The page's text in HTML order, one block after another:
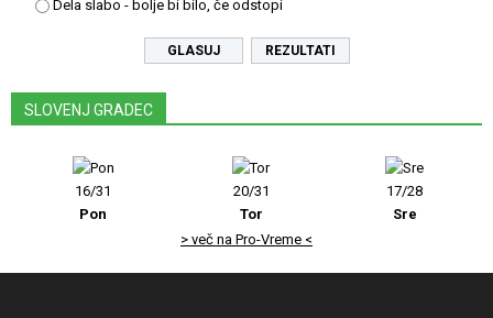
Dela slabo - bolje bi bilo, če odstopi
REZULTATI
SLOVENJ GRADEC
16/31
Pon
20/31
Tor
17/28
Sre
> več na Pro-Vreme <